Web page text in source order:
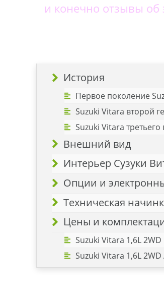
и конечно отзывы
История
Первое поколение
Suzuki Vitara второй
Suzuki Vitara
Внешний вид
Интерьер Сузуки
Опции и
Техническая
Цены и
Suzuki Vitara 1,6L 2WD
Suzuki Vitara 1,6L 2WD